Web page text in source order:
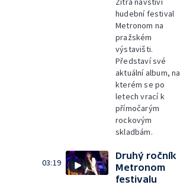
hudební festival
Metronom na
pražském
výstavišti.
Představí své
aktuální album, na
kterém se po
letech vrací k
přímočarým
rockovým
skladbám.
03:19
Druhý ročník
Metronom
festivalu